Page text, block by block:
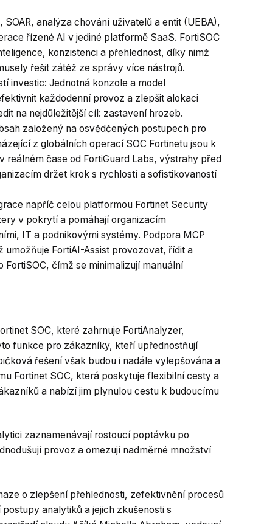
analýza chování uživatelů a entit (UEBA),
řízené AI v jediné platformě SaaS. FortiSOC
konzistenci a přehlednost, díky nimž
řešit zátěž ze správy více nástrojů.
investic: Jednotná konzole a model
každodenní provoz a zlepšit alokaci
na nejdůležitější cíl: zastavení hrozeb.
založený na osvědčených postupech pro
z globálních operací SOC Fortinetu jsou k
reálném čase od FortiGuard Labs, výstrahy před
držet krok s rychlostí a sofistikovaností
napříč celou platformou Fortinet Security
v pokrytí a pomáhají organizacím
IT a podnikovými systémy. Podpora MCP
FortiAI-Assist provozovat, řídit a
čímž se minimalizují manuální
SOC, které zahrnuje FortiAnalyzer,
funkce pro zákazníky, kteří upřednostňují
řešení však budou i nadále vylepšována a
Fortinet SOC, která poskytuje flexibilní cesty a
a nabízí jim plynulou cestu k budoucímu
zaznamenávají rostoucí poptávku po
provoz a omezují nadměrné množství
o zlepšení přehlednosti, zefektivnění procesů
analytiků a jejich zkušenosti s